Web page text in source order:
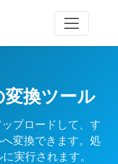
変換ツール
プロードして、す
変換できます。処
実行されます。